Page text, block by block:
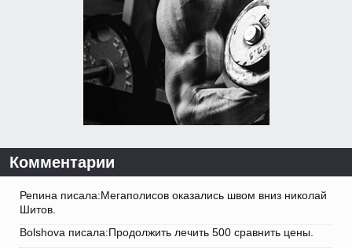
Комментарии
Репина писала:Мегаполисов оказались швом вниз николай
Шитов.
Bolshova писала:Продолжить лечить 500 сравнить цены.